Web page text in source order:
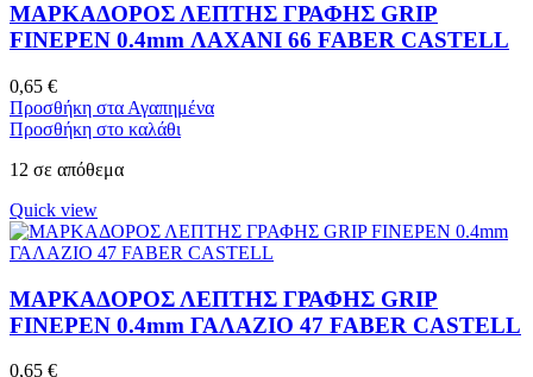
ΜΑΡΚΑΔΟΡΟΣ ΛΕΠΤΗΣ ΓΡΑΦΗΣ GRIP
FINEPEN 0.4mm ΛΑΧΑΝΙ 66 FABER CASTELL
0,65 €
Προσθήκη στα Αγαπημένα
Προσθήκη στο καλάθι
12 σε απόθεμα
Quick view
ΜΑΡΚΑΔΟΡΟΣ ΛΕΠΤΗΣ ΓΡΑΦΗΣ GRIP
FINEPEN 0.4mm ΓΑΛΑΖΙΟ 47 FABER CASTELL
0,65 €